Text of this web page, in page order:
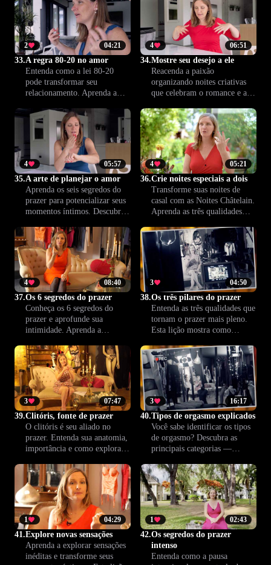
quantidade.
intimidade e acolhimento a
04:21
2
33.A regra 80-20 no amor
Entenda como a lei 80-20
pode transformar seu
relacionamento. Aprenda a
românticos que fortalecem a
conexão e mantêm o desejo
sempre presente.
06:51
4
34.Mostre seu desejo a ele
Reacenda a paixão
organizando noites criativas
que celebram o romance e a
a passo, como mostrar seus
desejos de forma leve,
guiando seu parceiro para
experiências íntimas e
marcantes.
05:57
4
35.A arte de planejar o amor
Aprenda os seis segredos do
prazer para potencializar seus
momentos íntimos. Descubra
aprofunde desejos e viva
experiências marcantes a dois.
05:21
4
36.Crie noites especiais a dois
Transforme suas noites de
casal com as Noites Châtelain.
Aprenda as três qualidades
prazer, fortalecer a conexão e
alcançar satisfação mútua.
Descubra um novo nível de
intimidade juntos.
08:40
4
37.Os 6 segredos do prazer
Conheça os 6 segredos do
prazer e aprofunde sua
intimidade. Aprenda a
orgasmo e transforme sua vida
sexual em uma experiência
mais rica e completa.
04:50
3
38.Os três pilares do prazer
Entenda as três qualidades que
tornam o prazer mais pleno.
Esta lição mostra como
conexão podem transformar
suas experiências íntimas e
fortalecer sua relação.
07:47
3
39.Clitóris, fonte de prazer
O clitóris é seu aliado no
prazer. Entenda sua anatomia,
importância e como explorar
transformar a intimidade.
Eleve a conexão e descubra
novas possibilidades para o
bem-estar sexual com a
orientação de Climax™.
16:17
3
40.Tipos de orgasmo explicados
Você sabe identificar os tipos
de orgasmo? Descubra as
principais categorias —
prostático — e compreenda
como o corpo responde a cada
uma. Torne-se mais íntimo(a)
de si e do outro, ampliando o
prazer e a cumplicidade a
dois.
04:29
1
41.Explore novas sensações
Aprenda a explorar sensações
inéditas e transforme seus
02:43
1
42.Os segredos do prazer
intenso
Entenda como a pausa